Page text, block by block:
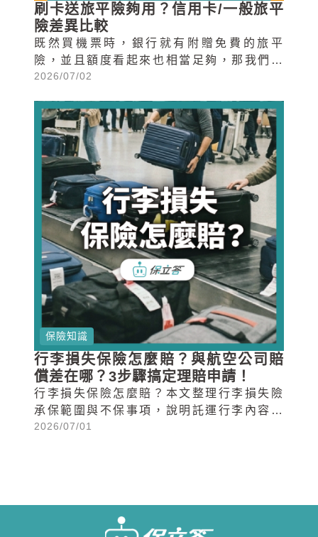
刷卡送旅平險夠用？信用卡/一般旅平
險差異比較
既然買機票時，銀行就有附贈免費的旅平
險，並且額度看起來也相當足夠，那我們出
國時還有需要自己另外買海外旅平險嗎？今
容，以及其與一般的旅平險的差異總整理！
2026/07/02
保險知識
行李損失保險怎麼賠？與航空公司賠
償差在哪？3步驟搞定理賠申請！
行李損失保險怎麼賠？本文整理行李損失險
承保範圍與不保事項，說明託運行李內容物
遺失、旅途中遭竊或搶奪等常見情境該如何
2026/07/01